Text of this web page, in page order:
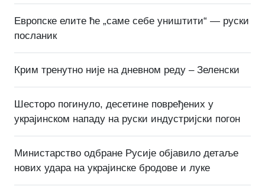
Европске елите ће „саме себе уништити“ — руски
посланик
Крим тренутно није на дневном реду – Зеленски
Шесторо погинуло, десетине повређених у
украјинском нападу на руски индустријски погон
Министарство одбране Русије објавило детаље
нових удара на украјинске бродове и луке